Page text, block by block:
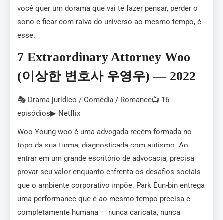
você quer um dorama que vai te fazer pensar, perder o
sono e ficar com raiva do universo ao mesmo tempo, é
esse.
7 Extraordinary Attorney Woo
(이상한 변호사 우영우) — 2022
🎭 Drama jurídico / Comédia / Romance📺 16
episódios▶ Netflix
Woo Young-woo é uma advogada recém-formada no
topo da sua turma, diagnosticada com autismo. Ao
entrar em um grande escritório de advocacia, precisa
provar seu valor enquanto enfrenta os desafios sociais
que o ambiente corporativo impõe. Park Eun-bin entrega
uma performance que é ao mesmo tempo precisa e
completamente humana — nunca caricata, nunca